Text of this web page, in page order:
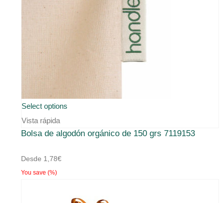
Select options
Vista rápida
Bolsa de algodón orgánico de 150 grs 7119153
Desde 1,78€
You save (%)